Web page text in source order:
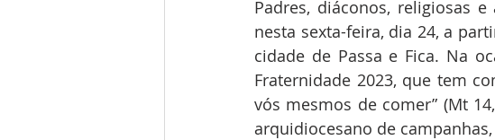
Padres, diáconos, religiosas
nesta sexta-feira, dia 24, a
cidade de Passa e Fica. Na
Fraternidade 2023, que tem
vós mesmos de comer” (Mt
arquidiocesano de